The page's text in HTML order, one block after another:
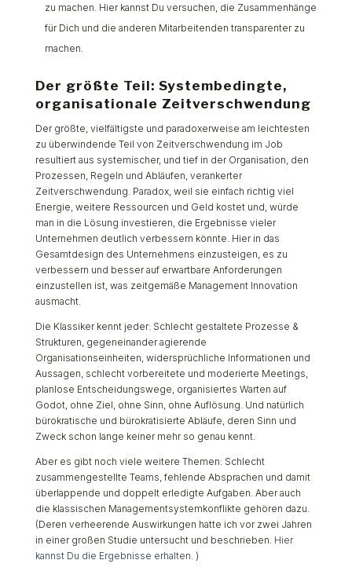
zu machen. Hier kannst Du versuchen, die Zusammenhänge
für Dich und die anderen Mitarbeitenden transparenter zu
machen.
Der größte Teil: Systembedingte,
organisationale Zeitverschwendung
Der größte, vielfältigste und paradoxerweise am leichtesten
zu überwindende Teil von Zeitverschwendung im Job
resultiert aus systemischer, und tief in der Organisation, den
Prozessen, Regeln und Abläufen, verankerter
Zeitverschwendung. Paradox, weil sie einfach richtig viel
Energie, weitere Ressourcen und Geld kostet und, würde
man in die Lösung investieren, die Ergebnisse vieler
Unternehmen deutlich verbessern könnte. Hier in das
Gesamtdesign des Unternehmens einzusteigen, es zu
verbessern und besser auf erwartbare Anforderungen
einzustellen ist, was zeitgemäße Management Innovation
ausmacht.
Die Klassiker kennt jeder: Schlecht gestaltete Prozesse &
Strukturen, gegeneinander agierende
Organisationseinheiten, widersprüchliche Informationen und
Aussagen, schlecht vorbereitete und moderierte Meetings,
planlose Entscheidungswege, organisiertes Warten auf
Godot, ohne Ziel, ohne Sinn, ohne Auflösung. Und natürlich
bürokratische und bürokratisierte Abläufe, deren Sinn und
Zweck schon lange keiner mehr so genau kennt.
Aber es gibt noch viele weitere Themen: Schlecht
zusammengestellte Teams, fehlende Absprachen und damit
überlappende und doppelt erledigte Aufgaben. Aber auch
die klassischen Managementsystemkonflikte gehören dazu.
(Deren verheerende Auswirkungen hatte ich vor zwei Jahren
in einer großen Studie untersucht und beschrieben. Hier
kannst Du die Ergebnisse erhalten )